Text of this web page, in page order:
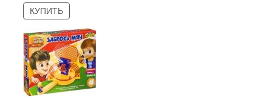
КУПИТЬ